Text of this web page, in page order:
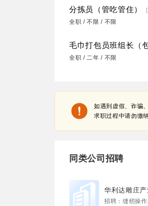
分拣员（管吃管住）
全职 / 不限 / 不限
毛巾打包员班组长（
全职 / 二年 / 不限
如遇到虚假、诈骗
求职过程中请勿缴
同类公司招聘
华利达雕庄产
招聘：缝纫操